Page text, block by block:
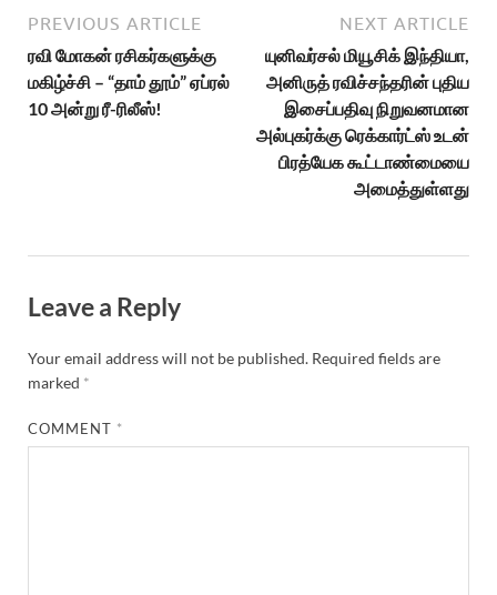
PREVIOUS ARTICLE
ரவி மோகன் ரசிகர்களுக்கு
மகிழ்ச்சி – “தாம் தூம்” ஏப்ரல்
10 அன்று ரீ-ரிலீஸ்!
NEXT ARTICLE
யுனிவர்சல் மியூசிக் இந்தியா,
அனிருத் ரவிச்சந்தரின் புதிய
இசைப்பதிவு நிறுவனமான
அல்புகர்க்கு ரெக்கார்ட்ஸ் உடன்
பிரத்யேக கூட்டாண்மையை
அமைத்துள்ளது
Leave a Reply
Your email address will not be published. Required fields are
marked *
COMMENT *